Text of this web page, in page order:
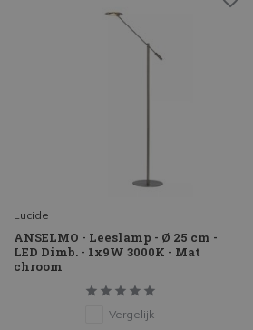
Lucide
ANSELMO - Leeslamp - Ø 25 cm -
LED Dimb. - 1x9W 3000K - Mat
chroom
Vergelijk